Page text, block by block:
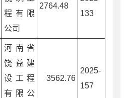
程有限
公司
2764.48
133
河南省
饶益建
设工程
有限公
3562.76
2025-
157